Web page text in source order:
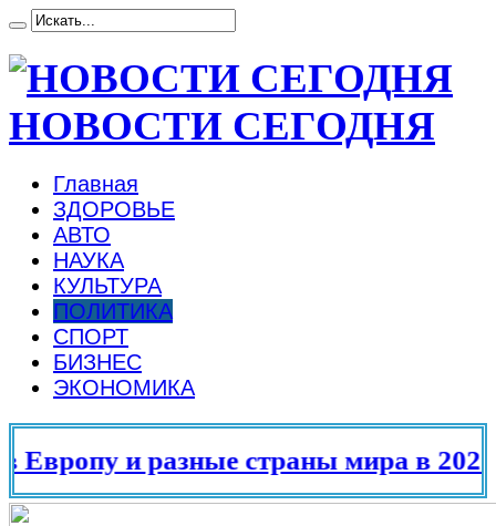
НОВОСТИ СЕГОДНЯ
Главная
ЗДОРОВЬЕ
АВТО
НАУКА
КУЛЬТУРА
ПОЛИТИКА
СПОРТ
БИЗНЕС
ЭКОНОМИКА
и разные страны мира в 2025